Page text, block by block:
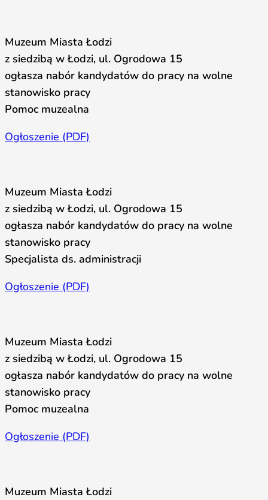
Muzeum Miasta Łodzi
z siedzibą w Łodzi, ul. Ogrodowa 15
ogłasza nabór kandydatów do pracy na wolne
stanowisko pracy
Pomoc muzealna
Ogłoszenie (PDF)
Muzeum Miasta Łodzi
z siedzibą w Łodzi, ul. Ogrodowa 15
ogłasza nabór kandydatów do pracy na wolne
stanowisko pracy
Specjalista ds. administracji
Ogłoszenie (PDF)
Muzeum Miasta Łodzi
z siedzibą w Łodzi, ul. Ogrodowa 15
ogłasza nabór kandydatów do pracy na wolne
stanowisko pracy
Pomoc muzealna
Ogłoszenie (PDF)
Muzeum Miasta Łodzi